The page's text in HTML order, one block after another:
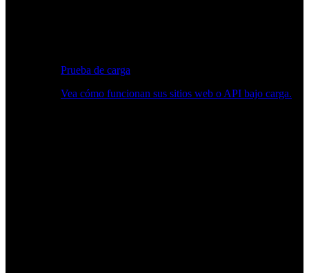
Prueba de carga
Vea cómo funcionan sus sitios web o API bajo carga.